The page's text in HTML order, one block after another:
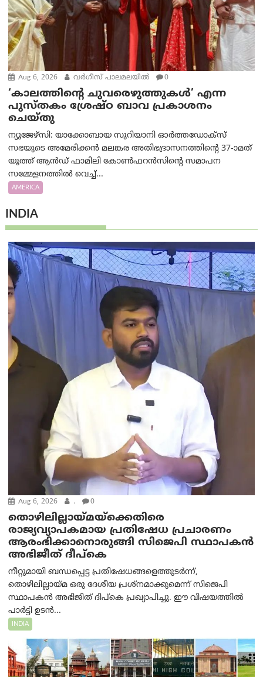
Aug 6, 2026 വര്‍ഗീസ് പാലമലയില്‍ 0
‘കാലത്തിന്‍റെ ചുവരെഴുത്തുകള്‍’ എന്ന
പുസ്തകം ശ്രേഷ്ഠ ബാവ പ്രകാശനം
ചെയ്തു
ന്യൂജേഴ്സി: യാക്കോബായ സുറിയാനി ഓര്‍ത്തഡോക്സ്
സഭയുടെ അമേരിക്കന്‍ മലങ്കര അതിഭദ്രാസനത്തിന്‍റെ 37-ാമത്
യൂത്ത് ആന്‍ഡ് ഫാമിലി കോണ്‍ഫറന്‍സിന്‍റെ സമാപന
സമ്മേളനത്തില്‍ വെച്ച്...
AMERICA
INDIA
Aug 6, 2026 . 0
തൊഴിലില്ലായ്മയ്ക്കെതിരെ
രാജ്യവ്യാപകമായ പ്രതിഷേധ പ്രചാരണം
ആരംഭിക്കാനൊരുങ്ങി സിജെപി സ്ഥാപകന്‍
അഭിജീത് ദീപ്കെ
നീറ്റുമായി ബന്ധപ്പെട്ട പ്രതിഷേധങ്ങളെത്തുടർന്ന്,
തൊഴിലില്ലായ്മ ഒരു ദേശീയ പ്രശ്നമാക്കുമെന്ന് സിജെപി
സ്ഥാപകൻ അഭിജിത് ദിപ്കെ പ്രഖ്യാപിച്ചു. ഈ വിഷയത്തിൽ
പാർട്ടി ഉടൻ...
INDIA